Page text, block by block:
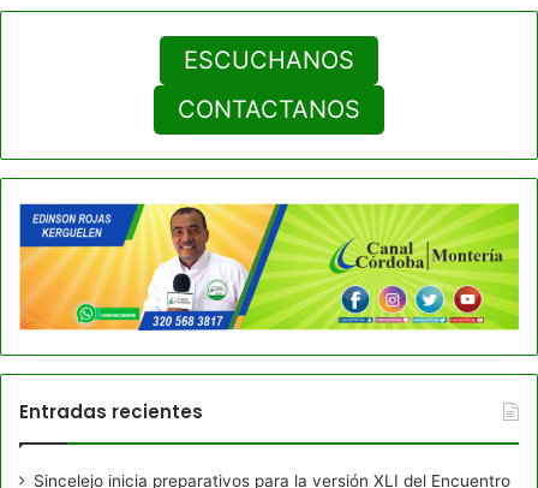
ESCUCHANOS
CONTACTANOS
Entradas recientes
Sincelejo inicia preparativos para la versión XLI del Encuentro